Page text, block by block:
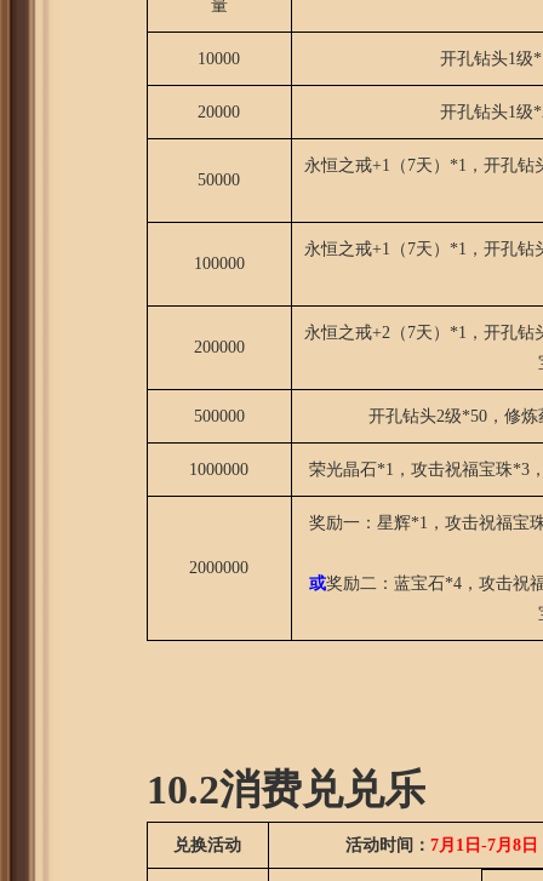
量
10000 开孔钻头1级
20000 开孔钻头1级
50000
永恒之戒+1（7天）*1，开孔
100000
永恒之戒+1（7天）*1，开孔
200000
永恒之戒+2（7天）*1，开孔
500000 开孔钻头2级*50，修
1000000 荣光晶石*1，攻击祝福宝珠*3
2000000
奖励一：星辉*1，攻击祝福宝
或奖励二：蓝宝石*4，攻击祝
10.2消费兑兑乐
兑换活动 活动时间：7月1日-7月8